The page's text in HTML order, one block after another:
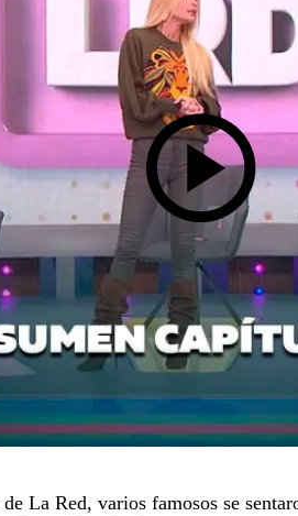
La Red, varios famosos se